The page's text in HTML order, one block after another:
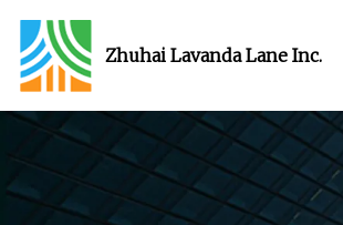
Zhuhai Lavanda Lane Inc.